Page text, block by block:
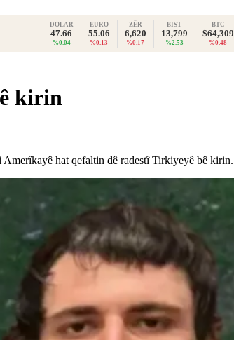
DOLAR
47.66
%0.04
EURO
55.06
%0.13
ZÊR
6,620
%0.17
BIST
13,799
%2.53
BTC
$64,309
%0.48
kirin
hat qefaltin dê radestî Tirkiyeyê bê kirin.